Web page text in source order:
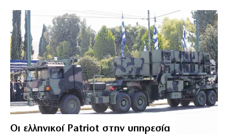
Οι ελληνικοί Patriot στην υπηρεσία